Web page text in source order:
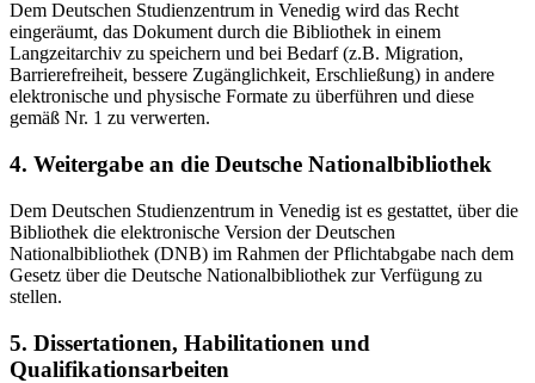
Dem Deutschen Studienzentrum in Venedig wird das Recht
eingeräumt, das Dokument durch die Bibliothek in einem
Langzeitarchiv zu speichern und bei Bedarf (z.B. Migration,
Barrierefreiheit, bessere Zugänglichkeit, Erschließung) in andere
elektronische und physische Formate zu überführen und diese
gemäß Nr. 1 zu verwerten.
4. Weitergabe an die Deutsche Nationalbibliothek
Dem Deutschen Studienzentrum in Venedig ist es gestattet, über die
Bibliothek die elektronische Version der Deutschen
Nationalbibliothek (DNB) im Rahmen der Pflichtabgabe nach dem
Gesetz über die Deutsche Nationalbibliothek zur Verfügung zu
stellen.
5. Dissertationen, Habilitationen und
Qualifikationsarbeiten